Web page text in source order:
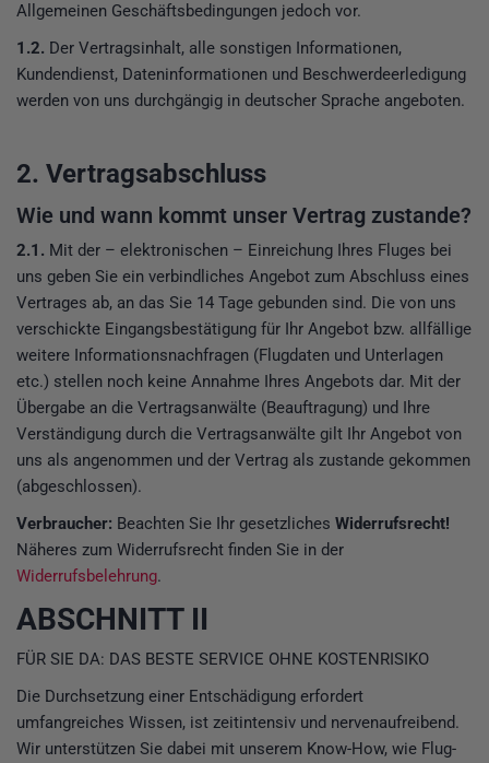
Allgemeinen Geschäftsbedingungen jedoch vor.
1.2. Der Vertragsinhalt, alle sonstigen Informationen,
Kundendienst, Dateninformationen und Beschwerdeerledigung
werden von uns durchgängig in deutscher Sprache angeboten.
2. Vertragsabschluss
Wie und wann kommt unser Vertrag zustande?
2.1. Mit der – elektronischen – Einreichung Ihres Fluges bei
uns geben Sie ein verbindliches Angebot zum Abschluss eines
Vertrages ab, an das Sie 14 Tage gebunden sind. Die von uns
verschickte Eingangsbestätigung für Ihr Angebot bzw. allfällige
weitere Informationsnachfragen (Flugdaten und Unterlagen
etc.) stellen noch keine Annahme Ihres Angebots dar. Mit der
Übergabe an die Vertragsanwälte (Beauftragung) und Ihre
Verständigung durch die Vertragsanwälte gilt Ihr Angebot von
uns als angenommen und der Vertrag als zustande gekommen
(abgeschlossen).
Verbraucher: Beachten Sie Ihr gesetzliches Widerrufsrecht!
Näheres zum Widerrufsrecht finden Sie in der
Widerrufsbelehrung.
ABSCHNITT II
FÜR SIE DA: DAS BESTE SERVICE OHNE KOSTENRISIKO
Die Durchsetzung einer Entschädigung erfordert
umfangreiches Wissen, ist zeitintensiv und nervenaufreibend.
Wir unterstützen Sie dabei mit unserem Know-How, wie Flug-